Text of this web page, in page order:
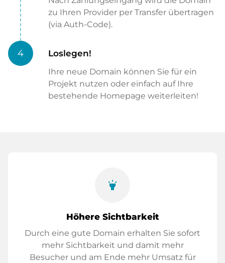
zu Ihren Provider per Transfer übertragen
(via Auth-Code).
4 Loslegen!
Ihre neue Domain können Sie für ein
Projekt nutzen oder einfach auf Ihre
bestehende Homepage weiterleiten!
highlight
Höhere Sichtbarkeit
Durch eine gute Domain erhalten Sie sofort
mehr Sichtbarkeit und damit mehr
Besucher und am Ende mehr Umsatz für